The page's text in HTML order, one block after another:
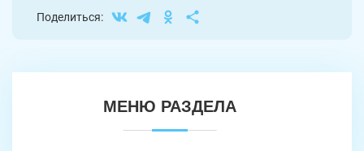
Поделиться:
МЕНЮ РАЗДЕЛА